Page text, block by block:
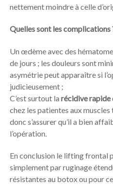
nettement moindre à celle
Quelles sont les complications
Un œdème avec des
de jours ; les douleurs sont
asymétrie peut apparaître si
judicieusement ;
C’est surtout la récidive rapide
chez les patientes aux muscles
donc s’assurer qu’il a bien
l’opération.
En conclusion le lifting frontal
simplement par ruginage
résistantes au botox ou pour